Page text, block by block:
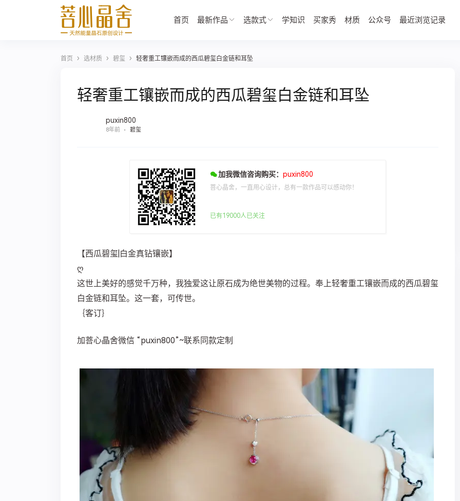
首页 最新作品 选款式 学知识 买家秀 材质 公众号 最近浏览记录
首页 › 选材质 › 碧玺 › 轻奢重工镶嵌而成的西瓜碧玺白金链和耳坠
轻奢重工镶嵌而成的西瓜碧玺白金链和耳坠
puxin800
8年前 碧玺
加我微信咨询购买： puxin800
菩心晶舍，一直用心设计，总有一款作品可以感动你！
已有19000人已关注
【西瓜碧玺|白金真钻镶嵌】
ღ
这世上美好的感觉千万种，我独爱这让原石成为绝世美物的过程。奉上轻奢重工镶嵌而成的西瓜碧玺
白金链和耳坠。这一套，可传世。
｛客订｝ ​​​​
加菩心晶舍微信 “puxin800”~联系同款定制